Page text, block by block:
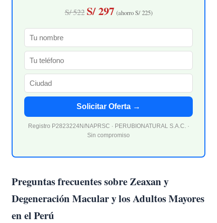
S/ 522 S/ 297 (ahorro S/ 225)
Solicitar Oferta →
Registro P2823224N/NAPRSC · PERUBIONATURAL S.A.C. ·
Sin compromiso
Preguntas frecuentes sobre Zeaxan y
Degeneración Macular y los Adultos Mayores
en el Perú